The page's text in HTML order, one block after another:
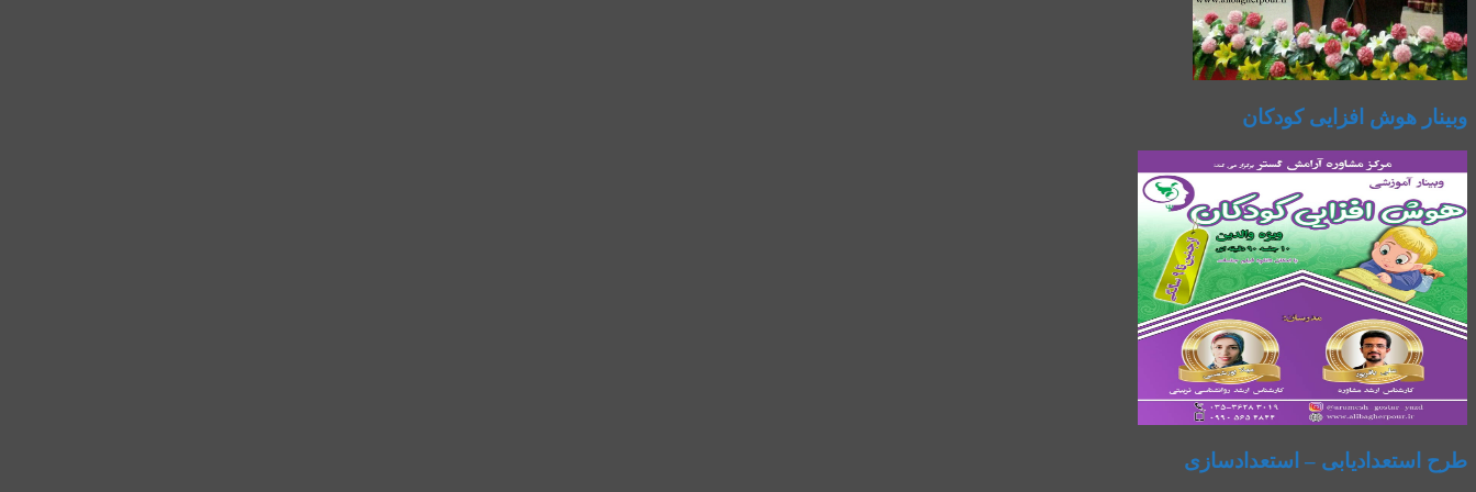
وبینار هوش افزایی کودکان
طرح استعدادیابی – استعدادسازی